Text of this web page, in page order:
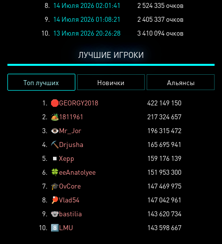
8. 14 Июля 2026 02:01:41
2 524 335 очков
9. 14 Июля 2026 01:08:21
2 405 337 очков
10. 13 Июля 2026 20:26:28 3 410 094 очков
ЛУЧШИЕ ИГРОКИ
Топ лучших Новички Альянсы
1. 🛑GEORGY2018
422 149 150
2. 🏕️1811961
217 324 657
3. 👁️Mr_Jor
196 315 472
4. ⛏️ Drjusha
165 695 941
5.
◽ Xepp
159 176 139
6. 🍀eeAnatolyee
151 953 300
7. 🎓OvCore
147 469 975
8.
🏓Vlad54
147 042 961
9. 🐨bastilia
143 620 734
10. 8️⃣LMU 143 598 667